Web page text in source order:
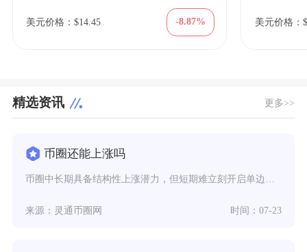
美元价格：$14.45 -8.87% 美元价格：
精选资讯 更多>>
币圈还能上涨吗
来源：灵通币圈网 时间：07-23